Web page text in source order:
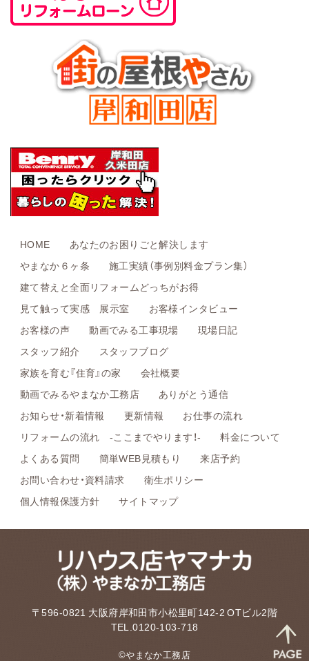
HOME
あなたのお困りごと解決します
やまなか６ヶ条
施工実績（事例別料金プラン集）
建て替えと全面リフォームどっちがお得
見て触って実感 展示室
お客様インタビュー
お客様の声
動画でみる工事現場
現場日記
スタッフ紹介
スタッフブログ
家族を育む『住育』の家
会社概要
動画でみるやまなか工務店
ありがとう通信
お知らせ・新着情報
更新情報
お仕事の流れ
リフォームの流れ -ここまでやります！-
料金について
よくある質問
簡単WEB見積もり
来店予約
お問い合わせ・資料請求
衛生ポリシー
個人情報保護方針
サイトマップ
〒596-0821 大阪府岸和田市小松里町142-2 OTビル2階
TEL.0120-103-718
©やまなか工務店